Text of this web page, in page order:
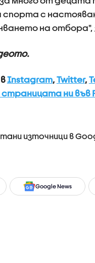
спорта с
на отбора",
Instagram, Twitter,
ни във
източници в
Google News